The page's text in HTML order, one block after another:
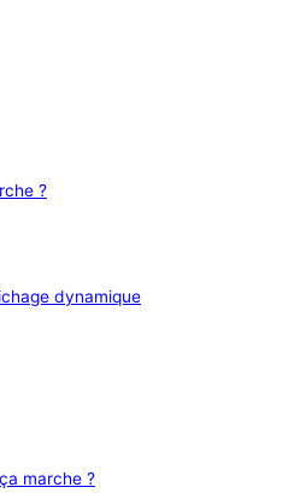
?
dynamique
marche ?